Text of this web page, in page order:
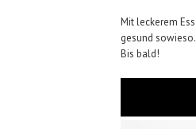
Mit leckerem
gesund
Bis bald!